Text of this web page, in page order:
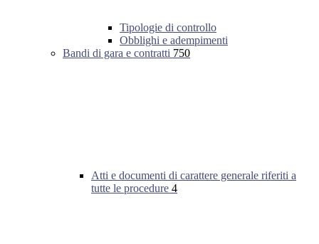
Tipologie di controllo
Obblighi e adempimenti
Bandi di gara e contratti 750
Atti e documenti di carattere generale riferiti a
tutte le procedure 4